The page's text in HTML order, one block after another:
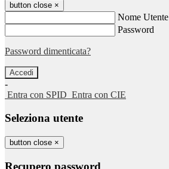
button close ×
Nome Utente
Password
Password dimenticata?
-
Entra con SPID Entra con CIE
Seleziona utente
button close ×
Recupero password